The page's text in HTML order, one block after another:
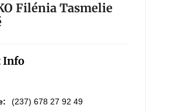
Filénia Tasmelie
Info
(237) 678 27 92 49